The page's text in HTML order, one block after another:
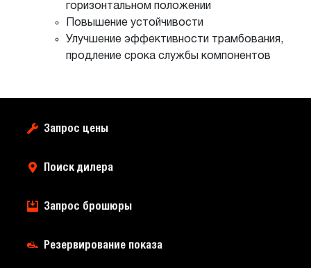
горизонтальном положении
Повышение устойчивости
Улучшение эффективности трамбования,
продление срока службы компонентов
Запрос цены
Поиск дилера
Запрос брошюры
Резервирование показа